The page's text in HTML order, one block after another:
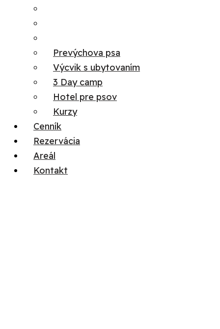
Prevýchova psa
Výcvik s ubytovaním
3 Day camp
Hotel pre psov
Kurzy
Cenník
Rezervácia
Areál
Kontakt